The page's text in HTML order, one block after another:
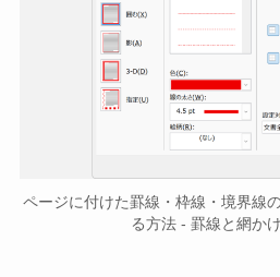
ページに付けた罫線・枠線・境界線
る方法 - 罫線と網か